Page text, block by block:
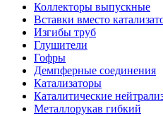
Коллекторы выпускные
Вставки вместо
Изгибы труб
Глушители
Гофры
Демпферные соединения
Катализаторы
Каталитические
Металлорукав гибкий